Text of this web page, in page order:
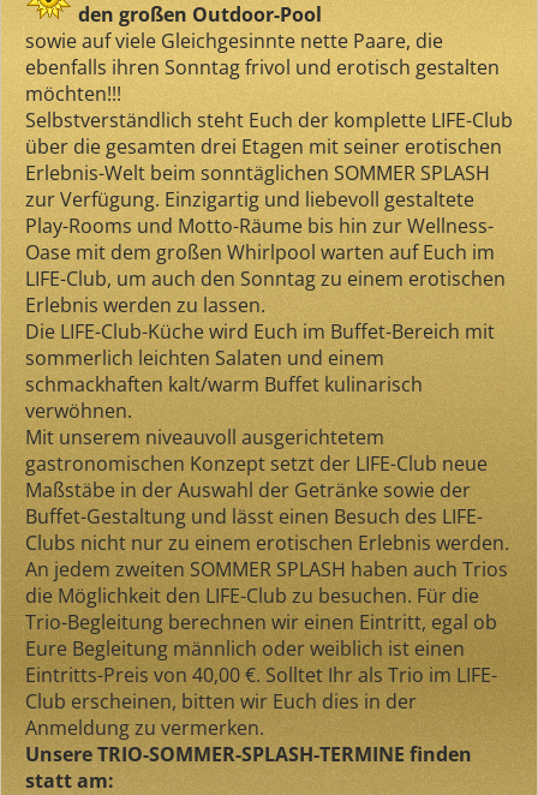
den großen Outdoor-Pool
sowie auf viele Gleichgesinnte nette Paare, die
ebenfalls ihren Sonntag frivol und erotisch gestalten
möchten!!!
Selbstverständlich steht Euch der komplette LIFE-Club
über die gesamten drei Etagen mit seiner erotischen
Erlebnis-Welt beim sonntäglichen SOMMER SPLASH
zur Verfügung. Einzigartig und liebevoll gestaltete
Play-Rooms und Motto-Räume bis hin zur Wellness-
Oase mit dem großen Whirlpool warten auf Euch im
LIFE-Club, um auch den Sonntag zu einem erotischen
Erlebnis werden zu lassen.
Die LIFE-Club-Küche wird Euch im Buffet-Bereich mit
sommerlich leichten Salaten und einem
schmackhaften kalt/warm Buffet kulinarisch
verwöhnen.
Mit unserem niveauvoll ausgerichtetem
gastronomischen Konzept setzt der LIFE-Club neue
Maßstäbe in der Auswahl der Getränke sowie der
Buffet-Gestaltung und lässt einen Besuch des LIFE-
Clubs nicht nur zu einem erotischen Erlebnis werden.
An jedem zweiten SOMMER SPLASH haben auch Trios
die Möglichkeit den LIFE-Club zu besuchen. Für die
Trio-Begleitung berechnen wir einen Eintritt, egal ob
Eure Begleitung männlich oder weiblich ist einen
Eintritts-Preis von 40,00 €. Solltet Ihr als Trio im LIFE-
Club erscheinen, bitten wir Euch dies in der
Anmeldung zu vermerken.
Unsere TRIO-SOMMER-SPLASH-TERMINE finden
statt am: